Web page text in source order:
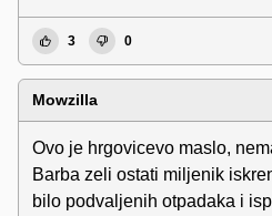
3 0
Mowzilla
Ovo je hrgovicevo maslo,
Barba zeli ostati miljenik
bilo podvaljenih otpadaka i